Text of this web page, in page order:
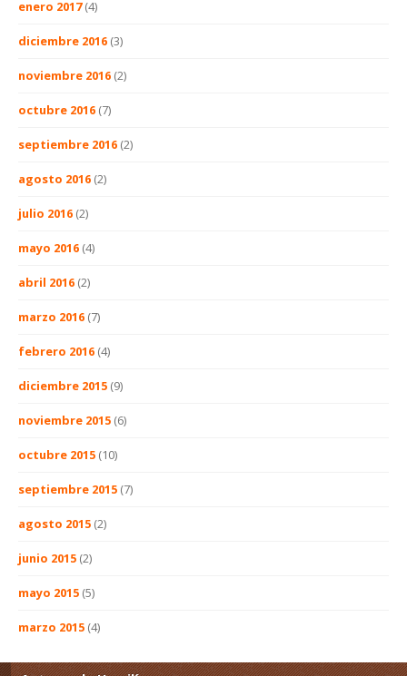
enero 2017(4)
diciembre 2016 (3)
noviembre 2016 (2)
octubre 2016 (7)
septiembre 2016 (2)
agosto 2016 (2)
julio 2016 (2)
mayo 2016 (4)
abril 2016 (2)
marzo 2016 (7)
febrero 2016 (4)
diciembre 2015 (9)
noviembre 2015 (6)
octubre 2015 (10)
septiembre 2015 (7)
agosto 2015 (2)
junio 2015 (2)
mayo 2015 (5)
marzo 2015 (4)